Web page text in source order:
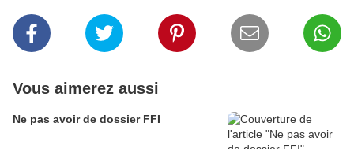
Vous aimerez aussi
Ne pas avoir de dossier FFI